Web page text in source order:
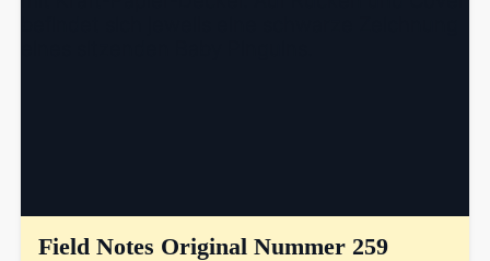
Field Notes Original Nummer 259